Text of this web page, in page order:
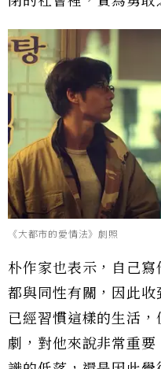
《大都市的愛情法》劇照
朴作家也表示，自己
都與同性有關，因此
已經習慣這樣的生活
劇，對他來說非常重